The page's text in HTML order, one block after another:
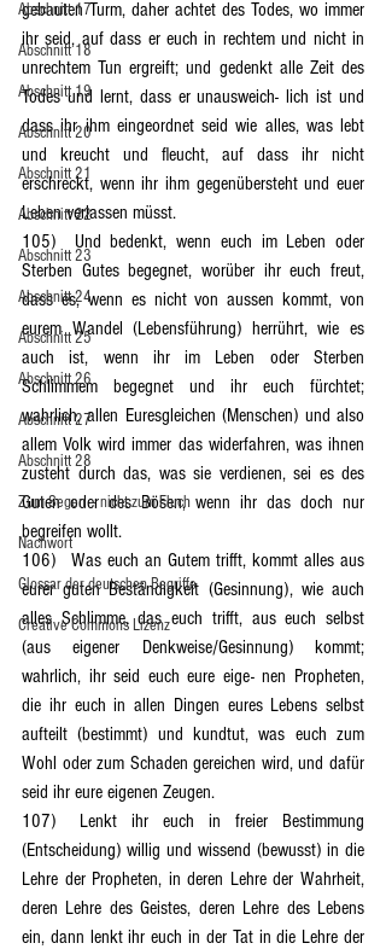
Abschnitt 17
Abschnitt 18
Abschnitt 19
Abschnitt 20
Abschnitt 21
Abschnitt 22
Abschnitt 23
Abschnitt 24
Abschnitt 25
Abschnitt 26
Abschnitt 27
Abschnitt 28
Zum Segen – nicht zum Fluch
Nachwort
Glossar der deutschen Begriffe
Creative Commons Lizenz
gebauten Turm, daher achtet des Todes, wo immer
ihr seid, auf dass er euch in rechtem und nicht in
unrechtem Tun ergreift; und gedenkt alle Zeit des
Todes und lernt, dass er unausweich- lich ist und
dass ihr ihm eingeordnet seid wie alles, was lebt
und kreucht und fleucht, auf dass ihr nicht
erschreckt, wenn ihr ihm gegenübersteht und euer
Leben verlassen müsst.
105)	Und bedenkt, wenn euch im Leben oder
Sterben Gutes begegnet, worüber ihr euch freut,
dass es, wenn es nicht von aussen kommt, von
eurem Wandel (Lebensführung) herrührt, wie es
auch ist, wenn ihr im Leben oder Sterben
Schlimmem begegnet und ihr euch fürchtet;
wahrlich, allen Euresgleichen (Menschen) und also
allem Volk wird immer das widerfahren, was ihnen
zusteht durch das, was sie verdienen, sei es des
Guten oder des Bösen, wenn ihr das doch nur
begreifen wollt.
106)	Was euch an Gutem trifft, kommt alles aus
eurer guten Beständigkeit (Gesinnung), wie auch
alles Schlimme, das euch trifft, aus euch selbst
(aus eigener Denkweise/Gesinnung) kommt;
wahrlich, ihr seid euch eure eige- nen Propheten,
die ihr euch in allen Dingen eures Lebens selbst
aufteilt (bestimmt) und kundtut, was euch zum
Wohl oder zum Schaden gereichen wird, und dafür
seid ihr eure eigenen Zeugen.
107)	Lenkt ihr euch in freier Bestimmung
(Entscheidung) willig und wissend (bewusst) in die
Lehre der Propheten, in deren Lehre der Wahrheit,
deren Lehre des Geistes, deren Lehre des Lebens
ein, dann lenkt ihr euch in der Tat in die Lehre der